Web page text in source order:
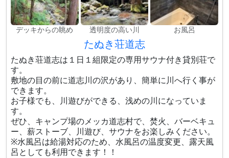
デッキからの眺め 透明度の高い川 お風呂
たぬき荘道志
たぬき荘道志は１日１組限定の専用サウナ付き貸別荘で
す。
敷地の目の前に道志川の沢があり、簡単に川へ行く事が
できます。
お子様でも、川遊びができる、浅めの川になっていま
す。
ぜひ、キャンプ場のメッカ道志村で、焚火、バーベキュ
ー、薪ストーブ、川遊び、サウナをお楽しみください。
※水風呂は給湯対応のため、水風呂の温度変更​、露天風
呂としても利用できます！！